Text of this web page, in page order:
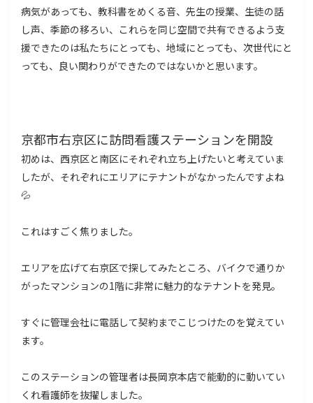
病気があっても、教科書をめくる音、先生の授業、生徒の話
し声、季節の移ろい、これらを同じ空間で共有できるよう支
援できたのは私たちにとっても、地域にとっても、次世代にと
っても、良い関わりができたのではないかと思います。
京都市右京区に訪問看護ステーションを開設
初めは、西京区と南区にそれぞれ立ち上げたいと考えていま
したが、それぞれにエリアにテナントがなかったんですよね
💦
これはすごく焦りました。
エリアを広げて右京区で探してみたところ、バイクで通りか
がったマンションの1階に非常に魅力的なテナントを発見。
すぐに管理会社に電話して契約までこじつけたのを覚えてい
ます。
このステーションの管理者は長岡京本店で能動的に動いてい
くれ看護師を抜擢しました。